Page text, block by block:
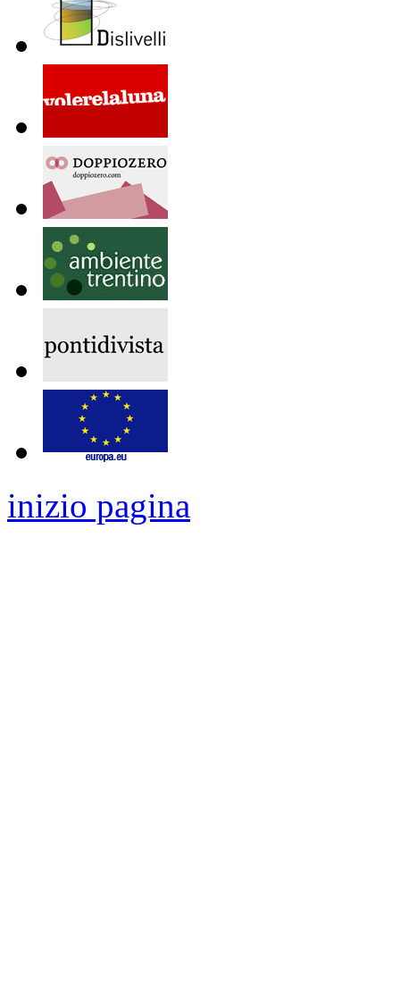
inizio pagina